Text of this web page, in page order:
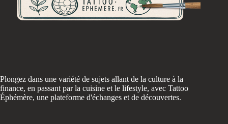
Plongez dans une variété de sujets allant de la culture à la
finance, en passant par la cuisine et le lifestyle, avec Tattoo
Éphémère, une plateforme d'échanges et de découvertes.